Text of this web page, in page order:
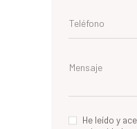
He leído y